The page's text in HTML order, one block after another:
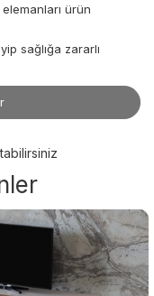
ürün
sağlığa zararlı